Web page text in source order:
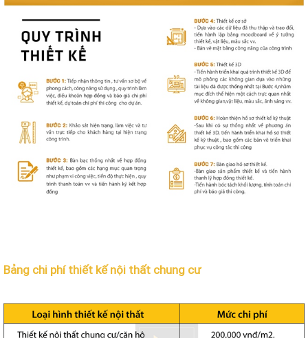
Bảng chi phí thiết kế nội thất chung cư